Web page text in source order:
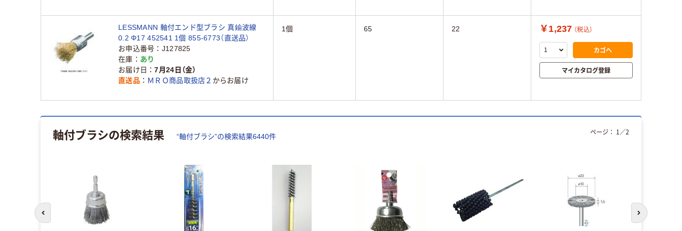
LESSMANN 軸付エンド型ブラシ 真鍮波線
0.2 Φ17 452541 1個 855-6773（直送品）
お申込番号
J127825
在庫
あり
お届け日
7月24日（金）
直送品
ＭＲＯ商品取扱店２ からお届け
1個 65 22 ￥1,237 （税込）
カゴへ
マイカタログ登録
軸付ブラシの検索結果 “軸付ブラシ”の検索結果6440件
ページ： 1 ／2
前のスライドへ 次のスライド